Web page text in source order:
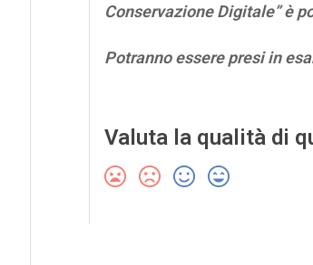
Conservazione Digitale” è
Potranno essere presi in
Valuta la qualità di